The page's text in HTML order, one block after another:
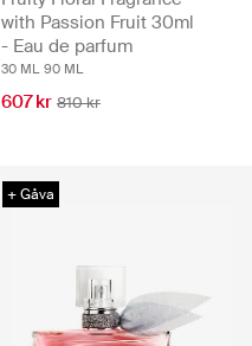
with Passion Fruit 30ml
- Eau de parfum
30 ML 90 ML
607 kr 810 kr
+ Gåva